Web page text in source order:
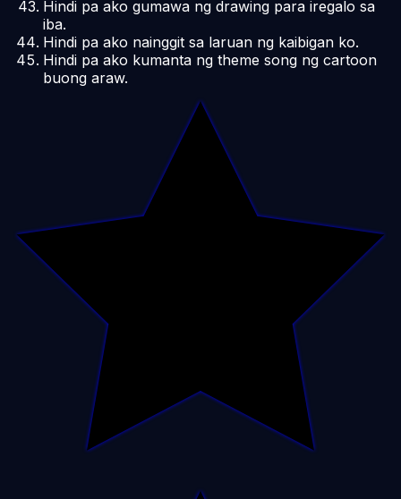
Hindi pa ako gumawa ng drawing para iregalo sa
iba.
Hindi pa ako nainggit sa laruan ng kaibigan ko.
Hindi pa ako kumanta ng theme song ng cartoon
buong araw.